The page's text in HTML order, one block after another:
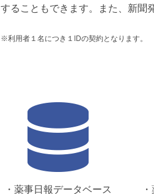
することもできます。また、新聞
※利用者１名につき１IDの契約となります。
・薬事日報データベース